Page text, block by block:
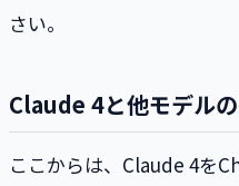
さい。
Claude 4と他モデル
ここからは、Claude 4を